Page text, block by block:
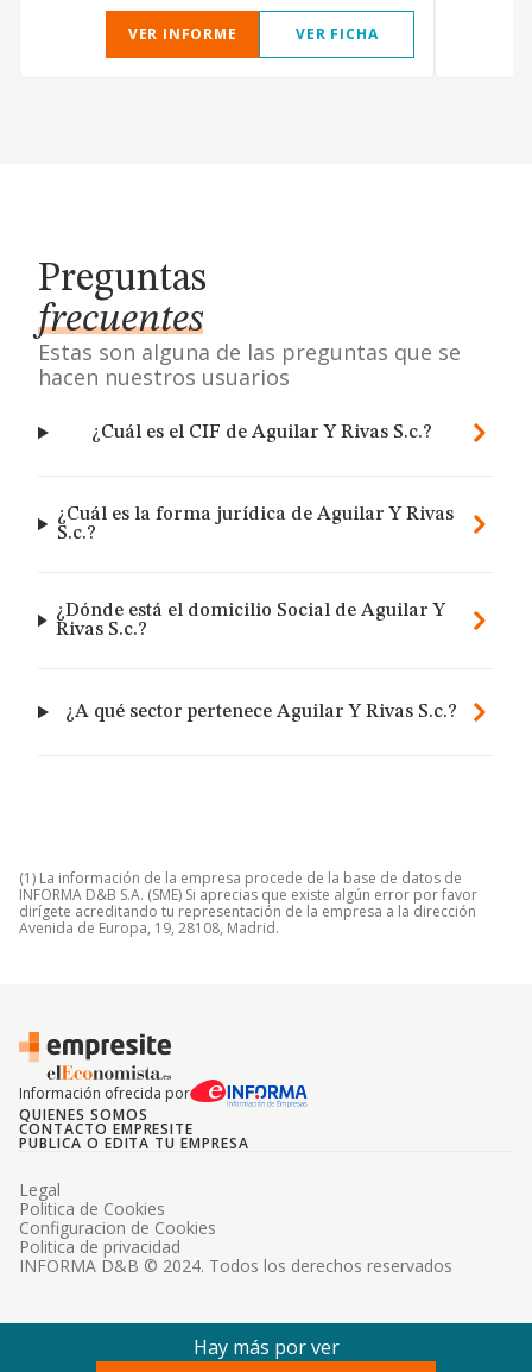
VER INFORME VER FICHA
Preguntas
frecuentes
Estas son alguna de las preguntas que se
hacen nuestros usuarios
¿Cuál es el CIF de Aguilar Y Rivas S.c.?
¿Cuál es la forma jurídica de Aguilar Y Rivas
S.c.?
¿Dónde está el domicilio Social de Aguilar Y
Rivas S.c.?
¿A qué sector pertenece Aguilar Y Rivas S.c.?
(1) La información de la empresa procede de la base de datos de
INFORMA D&B S.A. (SME) Si aprecias que existe algún error por favor
dirígete acreditando tu representación de la empresa a la dirección
Avenida de Europa, 19, 28108, Madrid.
Información ofrecida por
QUIENES SOMOS
CONTACTO EMPRESITE
PUBLICA O EDITA TU EMPRESA
INFORMA D&B © 2024. Todos los derechos reservados
Legal
Politica de Cookies
Configuracion de Cookies
Politica de privacidad
Hay más por ver